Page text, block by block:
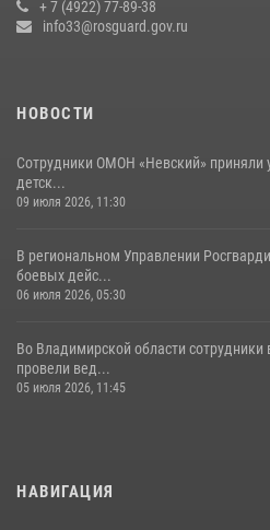
проведении «Дня огурца» в Суздале
+ 7 (4922) 77-89-38
info33@rosguard.gov.ru
НОВОСТИ
Сотрудники ОМОН «Невский» приняли
детск...
09 июля 2026, 11:30
В региональном Управлении
боевых дейс...
06 июля 2026, 05:30
Во Владимирской области
провели вед...
05 июля 2026, 11:45
НАВИГАЦИЯ